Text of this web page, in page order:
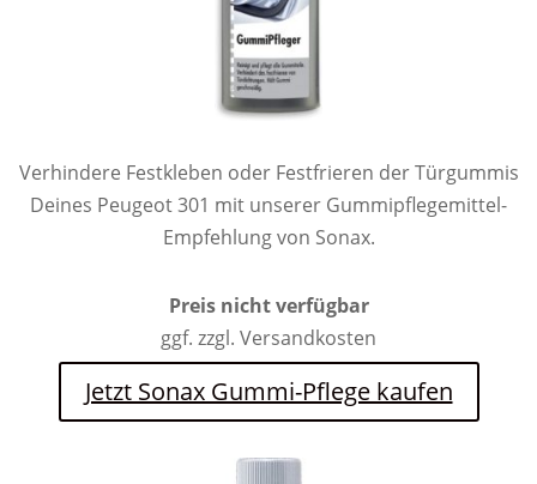
Verhindere Festkleben oder Festfrieren der Türgummis
Deines Peugeot 301 mit unserer Gummipflegemittel-
Empfehlung von Sonax.
Preis nicht verfügbar
ggf. zzgl. Versandkosten
Jetzt Sonax Gummi-Pflege kaufen